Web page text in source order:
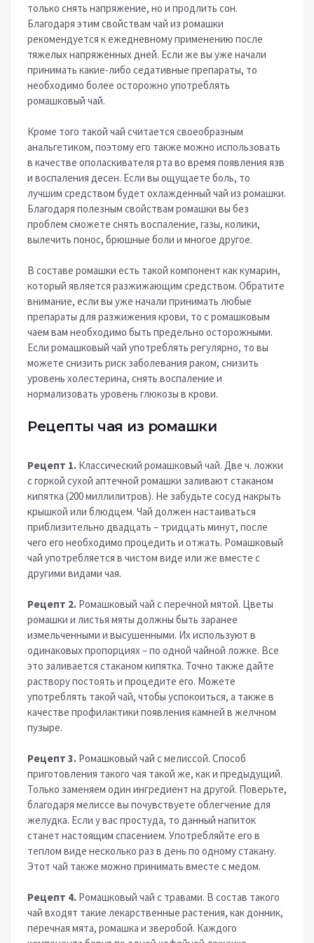
только снять напряжение, но и продлить сон.
Благодаря этим свойствам чай из ромашки
рекомендуется к ежедневному применению после
тяжелых напряженных дней. Если же вы уже начали
принимать какие-либо седативные препараты, то
необходимо более осторожно употреблять
ромашковый чай.
Кроме того такой чай считается своеобразным
анальгетиком, поэтому его также можно использовать
в качестве ополаскивателя рта во время появления язв
и воспаления десен. Если вы ощущаете боль, то
лучшим средством будет охлажденный чай из ромашки.
Благодаря полезным свойствам ромашки вы без
проблем сможете снять воспаление, газы, колики,
вылечить понос, брюшные боли и многое другое.
В составе ромашки есть такой компонент как кумарин,
который является разжижающим средством. Обратите
внимание, если вы уже начали принимать любые
препараты для разжижения крови, то с ромашковым
чаем вам необходимо быть предельно осторожными.
Если ромашковый чай употреблять регулярно, то вы
можете снизить риск заболевания раком, снизить
уровень холестерина, снять воспаление и
нормализовать уровень глюкозы в крови.
Рецепты чая из ромашки
Рецепт 1. Классический ромашковый чай. Две ч. ложки
с горкой сухой аптечной ромашки заливают стаканом
кипятка (200 миллилитров). Не забудьте сосуд накрыть
крышкой или блюдцем. Чай должен настаиваться
приблизительно двадцать – тридцать минут, после
чего его необходимо процедить и отжать. Ромашковый
чай употребляется в чистом виде или же вместе с
другими видами чая.
Рецепт 2. Ромашковый чай с перечной мятой. Цветы
ромашки и листья мяты должны быть заранее
измельченными и высушенными. Их используют в
одинаковых пропорциях – по одной чайной ложке. Все
это заливается стаканом кипятка. Точно также дайте
раствору постоять и процедите его. Можете
употреблять такой чай, чтобы успокоиться, а также в
качестве профилактики появления камней в желчном
пузыре.
Рецепт 3. Ромашковый чай с мелиссой. Способ
приготовления такого чая такой же, как и предыдущий.
Только заменяем один ингредиент на другой. Поверьте,
благодаря мелиссе вы почувствуете облегчение для
желудка. Если у вас простуда, то данный напиток
станет настоящим спасением. Употребляйте его в
теплом виде несколько раз в день по одному стакану.
Этот чай также можно принимать вместе с медом.
Рецепт 4. Ромашковый чай с травами. В состав такого
чай входят такие лекарственные растения, как донник,
перечная мята, ромашка и зверобой. Каждого